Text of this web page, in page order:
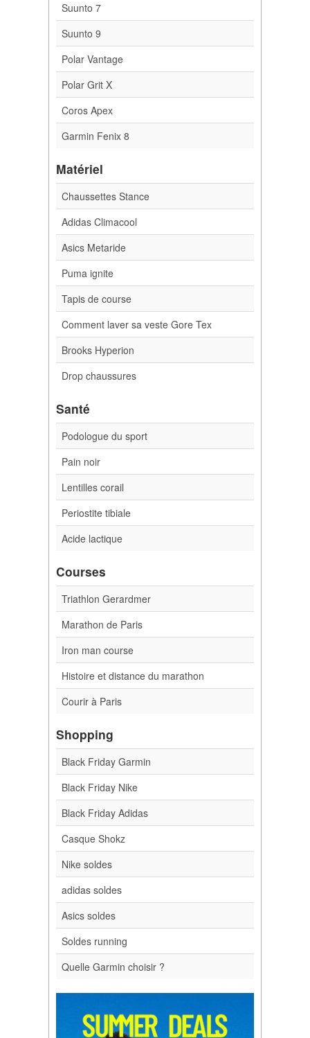
Suunto 7
Suunto 9
Polar Vantage
Polar Grit X
Coros Apex
Garmin Fenix 8
Matériel
Chaussettes Stance
Adidas Climacool
Asics Metaride
Puma ignite
Tapis de course
Comment laver sa veste Gore Tex
Brooks Hyperion
Drop chaussures
Santé
Podologue du sport
Pain noir
Lentilles corail
Periostite tibiale
Acide lactique
Courses
Triathlon Gerardmer
Marathon de Paris
Iron man course
Histoire et distance du marathon
Courir à Paris
Shopping
Black Friday Garmin
Black Friday Nike
Black Friday Adidas
Casque Shokz
Nike soldes
adidas soldes
Asics soldes
Soldes running
Quelle Garmin choisir ?